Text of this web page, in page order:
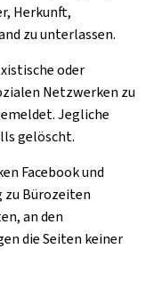
Herkunft,
zu unterlassen.
oder
Netzwerken zu
Jegliche
gelöscht.
Facebook und
zu Bürozeiten
an den
die Seiten keiner